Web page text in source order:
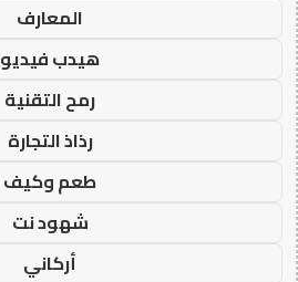
المعارف
هيدب فيديو
رمح التقنية
رذاذ التجارة
طعم وكيف
شهود نت
أركاني